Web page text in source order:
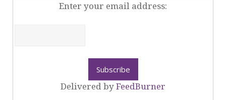
Enter your email address:
Delivered by FeedBurner